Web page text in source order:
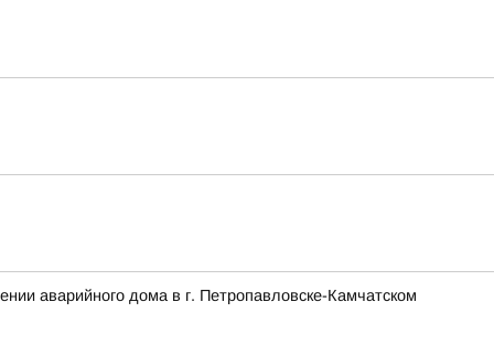
аварийного дома в г. Петропавловске-Камчатском